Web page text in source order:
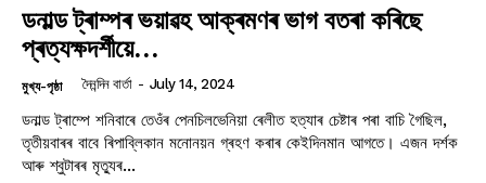
ডনাল্ড ট্ৰাম্পৰ ভয়াৱহ আক্ৰমণৰ ভাগ বতৰা কৰিছে
প্ৰত্যক্ষদৰ্শীয়ে…
মুখ্য-পৃষ্ঠা দৈনন্দিন বাৰ্তা - July 14, 2024
ডনাল্ড ট্ৰাম্পে শনিবাৰে তেওঁৰ পেনচিলভেনিয়া ৰেলীত হত্যাৰ চেষ্টাৰ পৰা বাচি গৈছিল,
তৃতীয়বাৰৰ বাবে ৰিপাব্লিকান মনোনয়ন গ্ৰহণ কৰাৰ কেইদিনমান আগতে। এজন দৰ্শক
আৰু শ্বুটাৰৰ মৃত্যুৰ...